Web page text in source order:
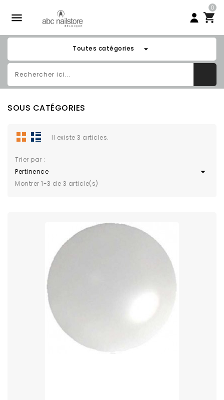

0
Toutes catégories arrow_drop_down
SOUS CATÉGORIES
Il existe 3 articles.
Trier par :
Pertinence

Montrer 1-3 de 3 article(s)